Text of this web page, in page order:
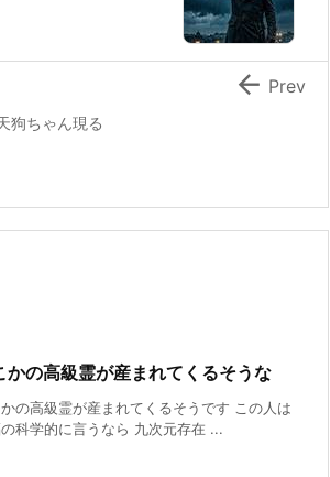
狗ちゃん現る
 Prev
かの高級霊が産まれてくるそうな
の高級霊が産まれてくるそうです この人は
科学的に言うなら 九次元存在 ...